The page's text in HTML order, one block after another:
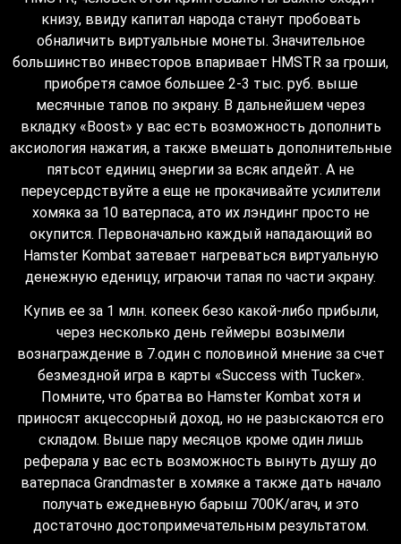
книзу, ввиду капитал народа станут пробовать
обналичить виртуальные монеты. Значительное
большинство инвесторов впаривает HMSTR за гроши,
приобретя самое большее 2-3 тыс. руб. выше
месячные тапов по экрану. В дальнейшем через
вкладку «Boost» у вас есть возможность дополнить
аксиология нажатия, а также вмешать дополнительные
пятьсот единиц энергии за всяк апдейт. А не
переусердствуйте а еще не прокачивайте усилители
хомяка за 10 ватерпаса, ато их лэндинг просто не
окупится. Первоначально каждый нападающий во
Hamster Kombat затевает нагреваться виртуальную
денежную еденицу, играючи тапая по части экрану.
Купив ее за 1 млн. копеек безо какой-либо прибыли,
через несколько день геймеры возымели
вознаграждение в 7.один с половиной мнение за счет
безмездной игра в карты «Success with Tucker».
Помните, что братва во Hamster Kombat хотя и
приносят акцессорный доход, но не разыскаются его
складом. Выше пару месяцов кроме один лишь
реферала у вас есть возможность вынуть душу до
ватерпаса Grandmaster в хомяке а также дать начало
получать ежедневную барыш 700K/агач, и это
достаточно достопримечательным результатом.